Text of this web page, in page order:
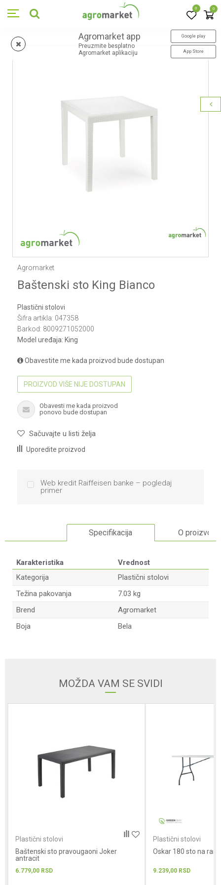
0 0
Agromarket app
Preuzmite besplatno
Agromarket aplikaciju
Google play
App Store
Agromarket
Baštenski sto King Bianco
Plastični stolovi
Šifra artikla: 047358
Barkod: 8009271052000
Model uređaja: King
Obavestite me kada proizvod bude dostupan
PROIZVOD VIŠE NIJE DOSTUPAN
Obavesti me kada proizvod
ponovo bude dostupan
Sačuvajte u listi želja
Uporedite proizvod
Web kredit Raiffeisen banke – pogledaj
primer
Specifikacija O proizvodu
Karakteristika
Vrednost
Kategorija
Plastični stolovi
Težina pakovanja
7.03 kg
Brend
Agromarket
Boja
Bela
MOŽDA VAM SE SVIDI
Plastični stolovi
Baštenski sto pravougaoni Joker
antracit
6.779,00 RSD
Plastični stolovi
Oskar 180 sto na
9.239,00 RSD